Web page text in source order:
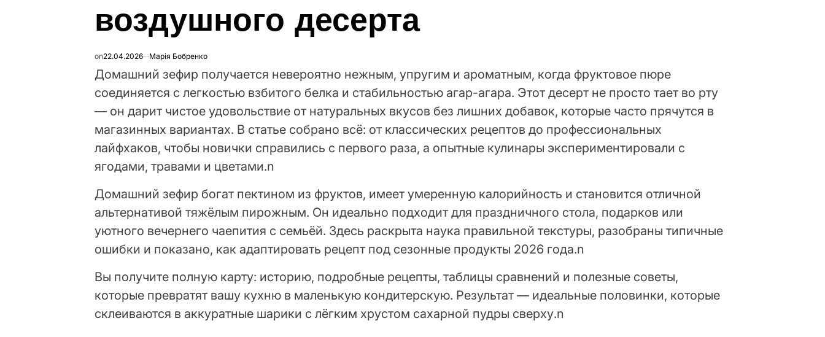
воздушного десерта
on22.04.2026 Марія Бобренко
Домашний зефир получается невероятно нежным, упругим и ароматным, когда фруктовое пюре
соединяется с легкостью взбитого белка и стабильностью агар-агара. Этот десерт не просто тает во рту
— он дарит чистое удовольствие от натуральных вкусов без лишних добавок, которые часто прячутся в
магазинных вариантах. В статье собрано всё: от классических рецептов до профессиональных
лайфхаков, чтобы новички справились с первого раза, а опытные кулинары экспериментировали с
ягодами, травами и цветами.n
Домашний зефир богат пектином из фруктов, имеет умеренную калорийность и становится отличной
альтернативой тяжёлым пирожным. Он идеально подходит для праздничного стола, подарков или
уютного вечернего чаепития с семьёй. Здесь раскрыта наука правильной текстуры, разобраны типичные
ошибки и показано, как адаптировать рецепт под сезонные продукты 2026 года.n
Вы получите полную карту: историю, подробные рецепты, таблицы сравнений и полезные советы,
которые превратят вашу кухню в маленькую кондитерскую. Результат — идеальные половинки, которые
склеиваются в аккуратные шарики с лёгким хрустом сахарной пудры сверху.n